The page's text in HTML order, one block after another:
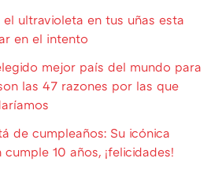
ultravioleta en tus uñas esta
en el intento
mejor país del mundo para
las 47 razones por las que
de cumpleaños: Su icónica
10 años, ¡felicidades!